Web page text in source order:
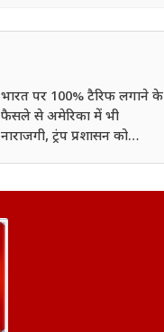
भारत पर 100% टैरिफ लगाने के
फैसले से अमेरिका में भी
नाराजगी, ट्रंप प्रशासन को